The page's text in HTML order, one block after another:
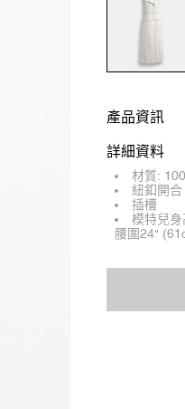
產品資訊
詳細資料
材質:
紐釦開合
插槽
模特兒
腰圍24"